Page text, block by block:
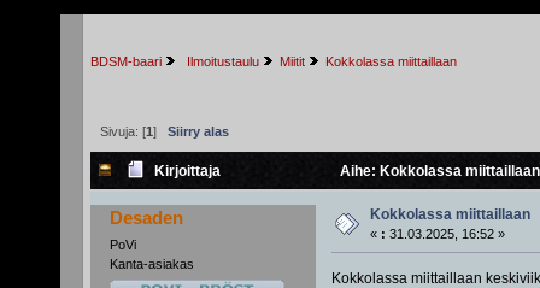
BDSM-baari Ilmoitustaulu Miitit Kokkolassa miittaillaan
Sivuja: [1] Siirry alas
Kirjoittaja Aihe: Kokkolassa
Desaden
PoVi
Kanta-asiakas
Kokkolassa miittaillaan
« : 31.03.2025, 16:52 »
Kokkolassa miittaillaan